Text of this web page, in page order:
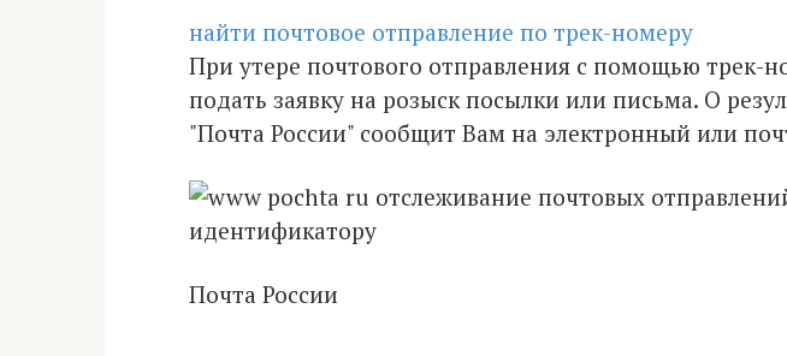
найти почтовое отправление по трек-номеру
При утере почтового отправления с помощью трек-
подать заявку на розыск посылки или письма. О
"Почта России" сообщит Вам на электронный или
Почта России